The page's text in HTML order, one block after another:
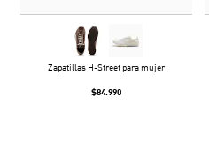
Zapatillas H-Street para mujer
$84.990